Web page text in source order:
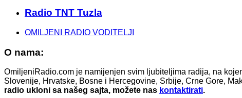
Radio TNT Tuzla
OMILJENI RADIO VODITELJI
O nama:
OmiljeniRadio.com je namijenjen svim ljubiteljima radija, na
Slovenije, Hrvatske, Bosne i Hercegovine, Srbije, Crne Gore,
radio ukloni sa našeg sajta, možete nas kontaktirati.